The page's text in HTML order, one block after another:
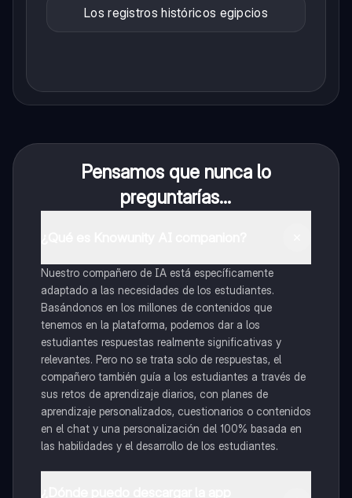
Los registros históricos egipcios
Pensamos que nunca lo
preguntarías...
Nuestro compañero de IA está específicamente
adaptado a las necesidades de los estudiantes.
Basándonos en los millones de contenidos que
tenemos en la plataforma, podemos dar a los
estudiantes respuestas realmente significativas y
relevantes. Pero no se trata solo de respuestas, el
compañero también guía a los estudiantes a través de
sus retos de aprendizaje diarios, con planes de
aprendizaje personalizados, cuestionarios o contenidos
en el chat y una personalización del 100% basada en
las habilidades y el desarrollo de los estudiantes.